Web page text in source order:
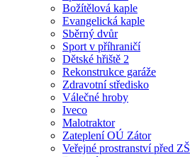
Božítělová kaple
Evangelická kaple
Sběrný dvůr
Sport v příhraničí
Dětské hřiště 2
Rekonstrukce garáže
Zdravotní středisko
Válečné hroby
Iveco
Malotraktor
Zateplení OÚ Zátor
Veřejné prostranství před ZŠ